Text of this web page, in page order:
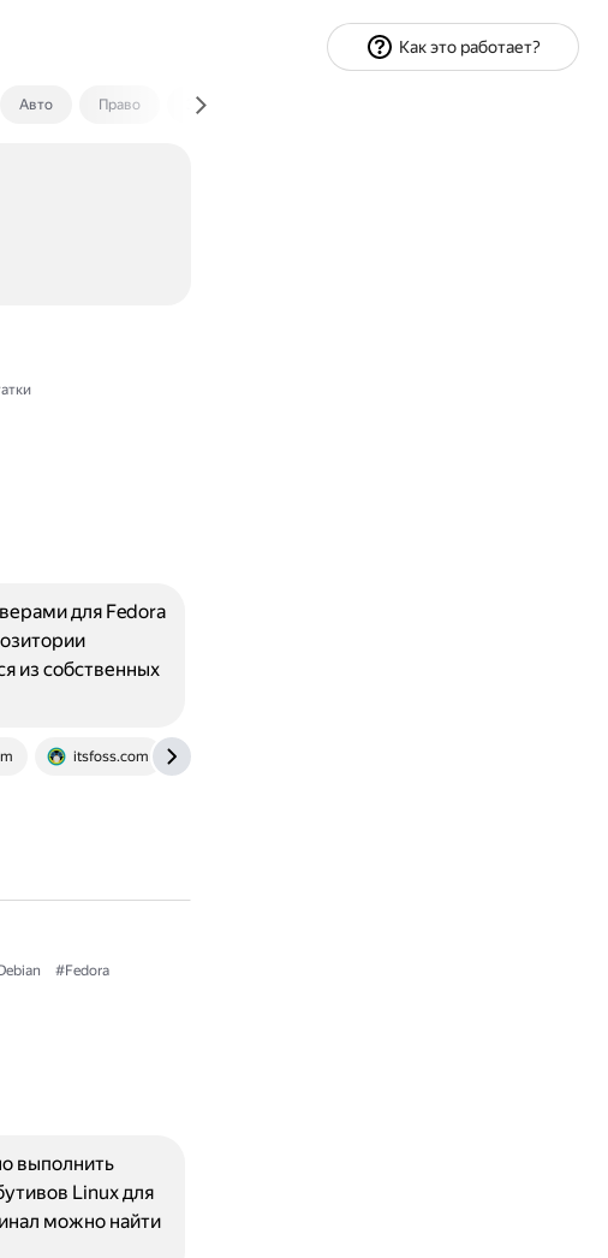
Авто Право Экономика и финансы
itsfoss.com
для Fedora
из собственных
#Fedora
выполнить
Linux для
можно найти
Как это работает?